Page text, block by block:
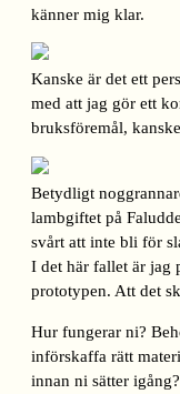
känner mig klar.
Kanske är det ett
med att jag gör ett
bruksföremål,
Betydligt
lambgiftet på
svårt att inte bli för
I det här fallet är jag
prototypen. Att det
Hur fungerar ni?
införskaffa rätt
innan ni sätter